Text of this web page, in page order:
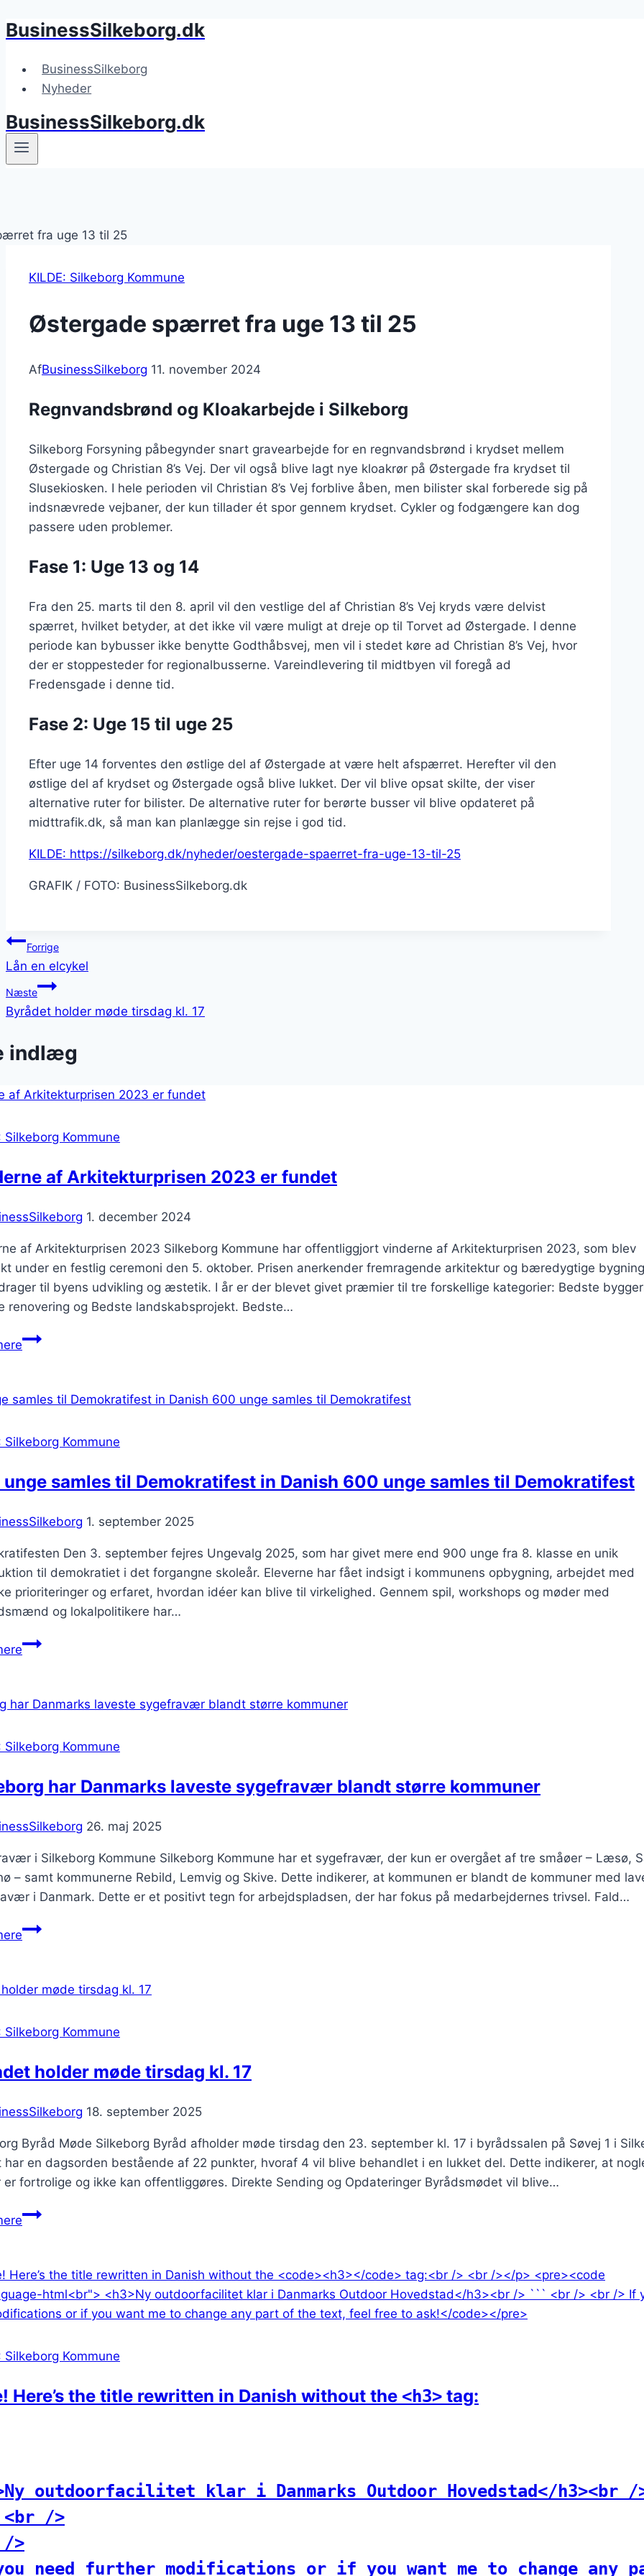
Fortsæt
indhold
BusinessSilkeborg.dk
BusinessSilkeborg
Nyheder
BusinessSilkeborg.dk
KILDE: Silkeborg Kommune
Østergade spærret fra uge 13 til 25
AfBusinessSilkeborg 11. november 2024
Regnvandsbrønd og Kloakarbejde i Silkeborg
Silkeborg Forsyning påbegynder snart gravearbejde for en regnvandsbrønd i krydset mellem
Østergade og Christian 8’s Vej. Der vil også blive lagt nye kloakrør på Østergade fra krydset til
Slusekiosken. I hele perioden vil Christian 8’s Vej forblive åben, men bilister skal forberede sig på
indsnævrede vejbaner, der kun tillader ét spor gennem krydset. Cykler og fodgængere kan dog
passere uden problemer.
Fase 1: Uge 13 og 14
Fra den 25. marts til den 8. april vil den vestlige del af Christian 8’s Vej kryds være delvist
spærret, hvilket betyder, at det ikke vil være muligt at dreje op til Torvet ad Østergade. I denne
periode kan bybusser ikke benytte Godthåbsvej, men vil i stedet køre ad Christian 8’s Vej, hvor
der er stoppesteder for regionalbusserne. Vareindlevering til midtbyen vil foregå ad
Fredensgade i denne tid.
Fase 2: Uge 15 til uge 25
Efter uge 14 forventes den østlige del af Østergade at være helt afspærret. Herefter vil den
østlige del af krydset og Østergade også blive lukket. Der vil blive opsat skilte, der viser
alternative ruter for bilister. De alternative ruter for berørte busser vil blive opdateret på
midttrafik.dk, så man kan planlægge sin rejse i god tid.
KILDE: https://silkeborg.dk/nyheder/oestergade-spaerret-fra-uge-13-til-25
GRAFIK / FOTO: BusinessSilkeborg.dk
Indlægsnavigation
Forrige
Lån en elcykel
Næste
Byrådet holder møde tirsdag kl. 17
indlæg
Silkeborg Kommune
af Arkitekturprisen 2023 er fundet
1. december 2024
af Arkitekturprisen 2023 Silkeborg Kommune har offentliggjort vinderne af Arkitekturprisen 2023, som blev
under en festlig ceremoni den 5. oktober. Prisen anerkender fremragende arkitektur og bæredygtige
til byens udvikling og æstetik. I år er der blevet givet præmier til tre forskellige kategorier: Bedste
renovering og Bedste landskabsprojekt. Bedste…
Vinderne
2023
fundet
Silkeborg Kommune
samles til Demokratifest in Danish 600 unge samles til Demokratifest
1. september 2025
Den 3. september fejres Ungevalg 2025, som har givet mere end 900 unge fra 8. klasse en unik
til demokratiet i det forgangne skoleår. Eleverne har fået indsigt i kommunens opbygning, arbejdet med
prioriteringer og erfaret, hvordan idéer kan blive til virkelighed. Gennem spil, workshops og møder med
og lokalpolitikere har…
600
til
Danish
unge
til
Demokratifest
Silkeborg Kommune
har Danmarks laveste sygefravær blandt større kommuner
26. maj 2025
i Silkeborg Kommune Silkeborg Kommune har et sygefravær, der kun er overgået af tre småøer – Læsø,
– samt kommunerne Rebild, Lemvig og Skive. Dette indikerer, at kommunen er blandt de kommuner med
i Danmark. Dette er et positivt tegn for arbejdspladsen, der har fokus på medarbejdernes trivsel. Fald…
Silkeborg
laveste
blandt
større
kommuner
Silkeborg Kommune
holder møde tirsdag kl. 17
18. september 2025
Byråd Møde Silkeborg Byråd afholder møde tirsdag den 23. september kl. 17 i byrådssalen på Søvej 1 i
har en dagsorden bestående af 22 punkter, hvoraf 4 vil blive behandlet i en lukket del. Dette indikerer, at
er fortrolige og ikke kan offentliggøres. Direkte Sending og Opdateringer Byrådsmødet vil blive…
Byrådet
tirsdag
kl.
17
Silkeborg Kommune
Here’s the title rewritten in Danish without the <h3> tag:
outdoorfacilitet klar i Danmarks Outdoor Hovedstad</h3><br /
/>
/>
need further modifications or if you want me to change